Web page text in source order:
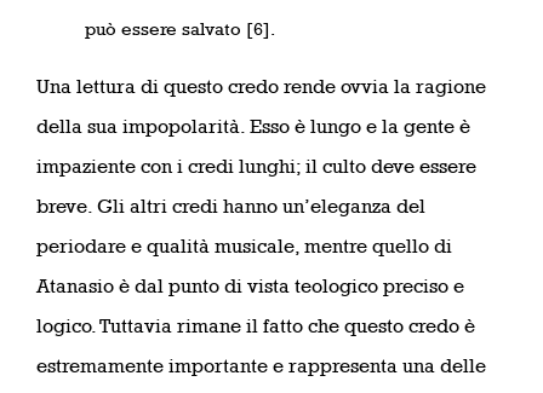
può essere salvato [6].
Una lettura di questo credo rende ovvia la ragione
della sua impopolarità. Esso è lungo e la gente è
impaziente con i credi lunghi; il culto deve essere
breve. Gli altri credi hanno un’eleganza del
periodare e qualità musicale, mentre quello di
Atanasio è dal punto di vista teologico preciso e
logico. Tuttavia rimane il fatto che questo credo è
estremamente importante e rappresenta una delle